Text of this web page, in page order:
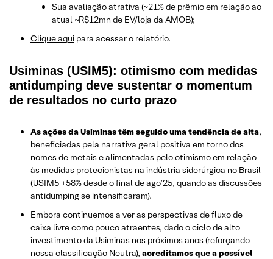
Sua avaliação atrativa (~21% de prêmio em relação ao
atual ~R$12mn de EV/loja da AMOB);
Clique aqui para acessar o relatório.
Usiminas (USIM5): otimismo com medidas
antidumping deve sustentar o momentum
de resultados no curto prazo
As ações da Usiminas têm seguido uma tendência de alta,
beneficiadas pela narrativa geral positiva em torno dos
nomes de metais e alimentadas pelo otimismo em relação
às medidas protecionistas na indústria siderúrgica no Brasil
(USIM5 +58% desde o final de ago’25, quando as discussões
antidumping se intensificaram).
Embora continuemos a ver as perspectivas de fluxo de
caixa livre como pouco atraentes, dado o ciclo de alto
investimento da Usiminas nos próximos anos (reforçando
nossa classificação Neutra), acreditamos que a possível